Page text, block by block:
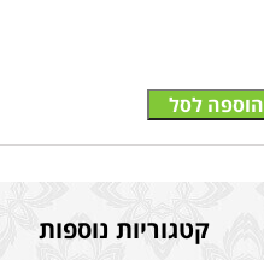
הוספה לסל
קטגוריות נוספות